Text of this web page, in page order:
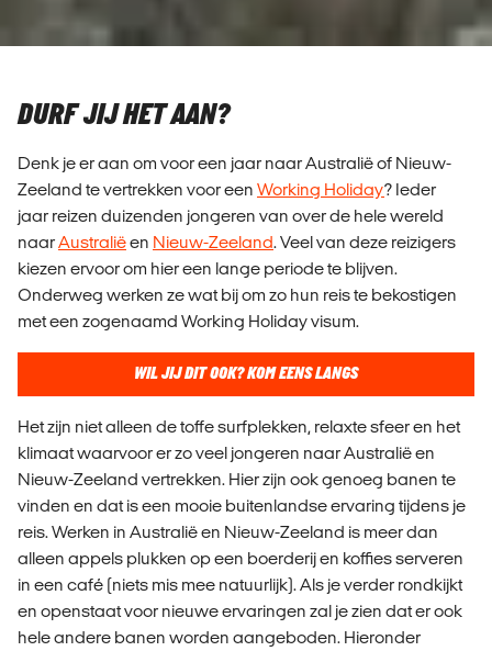
DURF JIJ HET AAN?
Denk je er aan om voor een jaar naar Australië of Nieuw-
Zeeland te vertrekken voor een Working Holiday? Ieder
jaar reizen duizenden jongeren van over de hele wereld
naarAustraliëen Nieuw-Zeeland. Veel van deze reizigers
kiezen ervoor om hier een lange periode te blijven.
Onderweg werken ze wat bij om zo hun reis te bekostigen
met een zogenaamd Working Holiday visum.
WIL JIJ DIT OOK? KOM EENS LANGS
Het zijn niet alleen de toffe surfplekken, relaxte sfeer en het
klimaat waarvoor er zo veel jongeren naar Australië en
Nieuw-Zeeland vertrekken. Hier zijn ook genoeg banen te
vinden en dat is een mooie buitenlandse ervaring tijdens je
reis. Werken in Australië en Nieuw-Zeeland is meer dan
alleen appels plukken op een boerderij en koffies serveren
in een café (niets mis mee natuurlijk). Als je verder rondkijkt
en openstaat voor nieuwe ervaringen zal je zien dat er ook
hele andere banen worden aangeboden. Hieronder